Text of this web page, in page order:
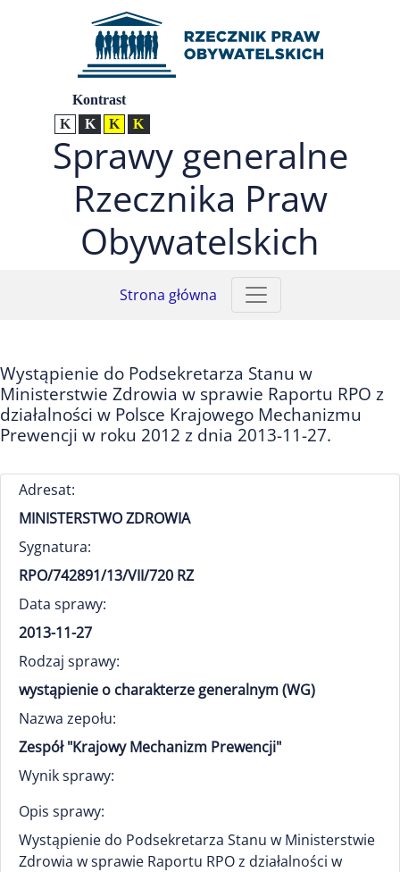
Przejdź do menu głównego (nacisnij Enter)
Przejdź do treści (nacisnij Enter)
Przejdź do mapy serwisu (nacisnij Enter)
UstawieniaKontrast
Kontrast normalny
Kontrast biały tekst na czarnym
Kontrast czarny tekst na żółtym
Sprawy generalne
Rzecznika Praw
Obywatelskich
Strona główna
Wystąpienie do Podsekretarza Stanu w
Ministerstwie Zdrowia w sprawie Raportu RPO z
działalności w Polsce Krajowego Mechanizmu
Prewencji w roku 2012 z dnia 2013-11-27.
Adresat:
MINISTERSTWO ZDROWIA
Sygnatura:
RPO/742891/13/VII/720 RZ
Data sprawy:
2013-11-27
Rodzaj sprawy:
wystąpienie o charakterze generalnym (WG)
Nazwa zepołu:
Zespół "Krajowy Mechanizm Prewencji"
Wynik sprawy:
Opis sprawy:
Wystąpienie do Podsekretarza Stanu w Ministerstwie
Zdrowia w sprawie Raportu RPO z działalności w